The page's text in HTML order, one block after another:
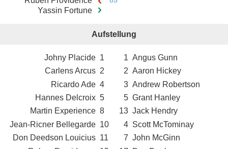
Yassin Fortune
Aufstellung
Johny Placide 1 1 Angus Gunn
Carlens Arcus 2 2 Aaron Hickey
Ricardo Ade 4 3 Andrew Robertson
Hannes Delcroix 5 5 Grant Hanley
Martin Experience 8 13 Jack Hendry
Jean-Ricner Bellegarde 10 4 Scott McTominay
Don Deedson Louicius 11 7 John McGinn